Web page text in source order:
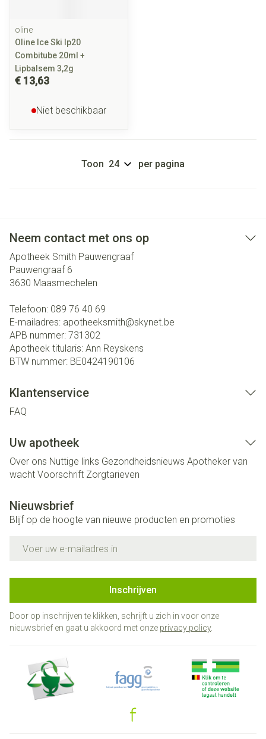
oline
Oline Ice Ski Ip20
Combitube 20ml +
Lipbalsem 3,2g
€ 13,63
Niet beschikbaar
Toon per pagina
Neem contact met ons op
Apotheek Smith Pauwengraaf
Pauwengraaf 6
3630 Maasmechelen
Telefoon: 089 76 40 69
E-mailadres: apotheeksmith@skynet.be
APB nummer: 731302
Apotheek titularis: Ann Reyskens
BTW nummer: BE0424190106
Klantenservice
FAQ
Uw apotheek
Over ons Nuttige links Gezondheidsnieuws Apotheker van
wacht Voorschrift Zorgtarieven
Nieuwsbrief
Blijf op de hoogte van nieuwe producten en promoties
Inschrijven
Door op inschrijven te klikken, schrijft u zich in voor onze
nieuwsbrief en gaat u akkoord met onze privacy policy.